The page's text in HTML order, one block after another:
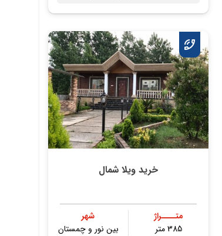
خرید ویلا شمال
متــــراژ
385 متر
شهر
بین نور و چمستان